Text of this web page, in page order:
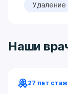
Удаление
Наши
27 лет стаж